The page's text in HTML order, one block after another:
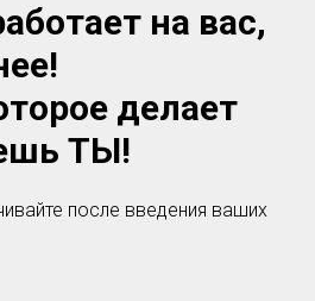
на вас,
делает
ТЫ!
после введения ваших